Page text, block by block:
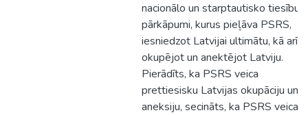
nacionālo un starptautisko tiesību
pārkāpumi, kurus pieļāva PSRS,
iesniedzot Latvijai ultimātu, kā arī
okupējot un anektējot Latviju.
Pierādīts, ka PSRS veica
prettiesisku Latvijas okupāciju un
aneksiju, secināts, ka PSRS veica